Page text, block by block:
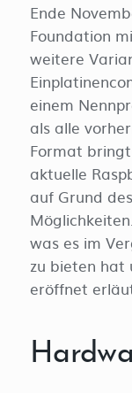
Ende
Foundation
weitere
einem
als alle
Format
aktuelle
auf Grund
was es im
zu bieten hat
eröffnet